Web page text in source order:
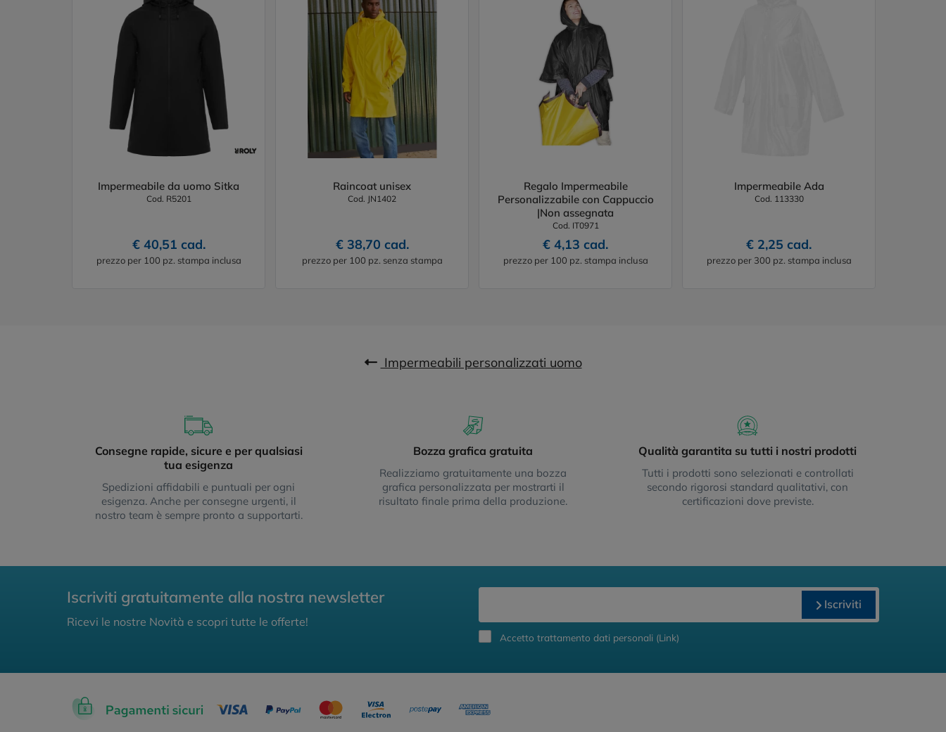
Impermeabile da uomo Sitka
Cod. R5201
€ 40,51 cad.
prezzo per 100 pz. stampa inclusa
Raincoat unisex
Cod. JN1402
€ 38,70 cad.
prezzo per 100 pz. senza stampa
Regalo Impermeabile
Personalizzabile con Cappuccio
|Non assegnata
Cod. IT0971
€ 4,13 cad.
prezzo per 100 pz. stampa inclusa
Impermeabile Ada
Cod. 113330
€ 2,25 cad.
prezzo per 300 pz. stampa inclusa
Impermeabili personalizzati uomo
Consegne rapide, sicure e per qualsiasi
tua esigenza
Spedizioni affidabili e puntuali per ogni
esigenza. Anche per consegne urgenti, il
nostro team è sempre pronto a supportarti.
Bozza grafica gratuita
Realizziamo gratuitamente una bozza
grafica personalizzata per mostrarti il
risultato finale prima della produzione.
Qualità garantita su tutti i nostri prodotti
Tutti i prodotti sono selezionati e controllati
secondo rigorosi standard qualitativi, con
certificazioni dove previste.
Iscriviti gratuitamente alla nostra newsletter
Ricevi le nostre Novità e scopri tutte le offerte!
Iscriviti
Accetto trattamento dati personali (Link)